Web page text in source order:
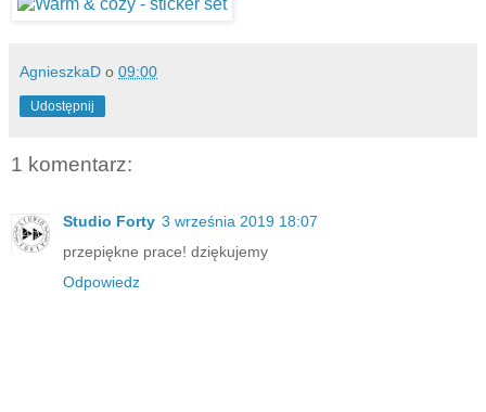
AgnieszkaD o 09:00
Udostępnij
1 komentarz:
Studio Forty 3 września 2019 18:07
przepiękne prace! dziękujemy
Odpowiedz